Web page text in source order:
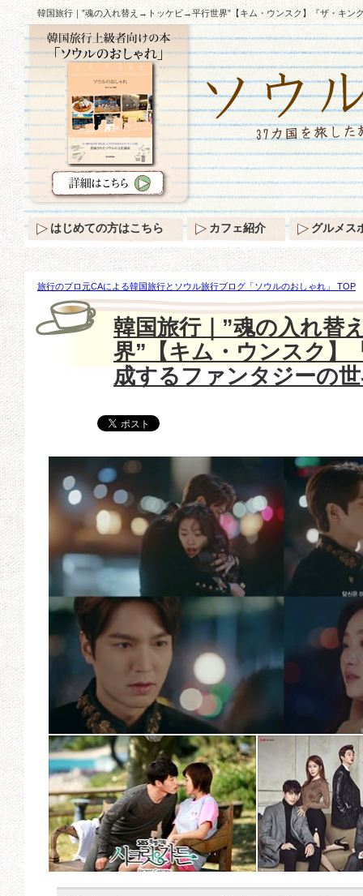
韓国旅行｜”魂の入れ替え→トッケビ→平行世界”【キム・ウンスク】『ザ・キン
旅行のプロ元CAによる韓国旅行とソウル旅行ブログ「ソウルのおしゃれ」 TOP
の入れ替え→トッケビ→平行世界”【キム・ウンスク】『ザ・キング』で完成す
韓国旅行｜”魂の入れ
界”【キム・ウンスク】
成するファンタジーの
はじめての方はこちら カフェ紹介 グルメス